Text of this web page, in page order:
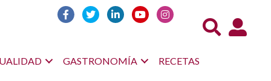
Acceso
GASTRONOMÍA RECETAS